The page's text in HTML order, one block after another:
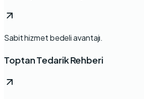
Sabit hizmet bedeli avantajı.
Toptan Tedarik Rehberi